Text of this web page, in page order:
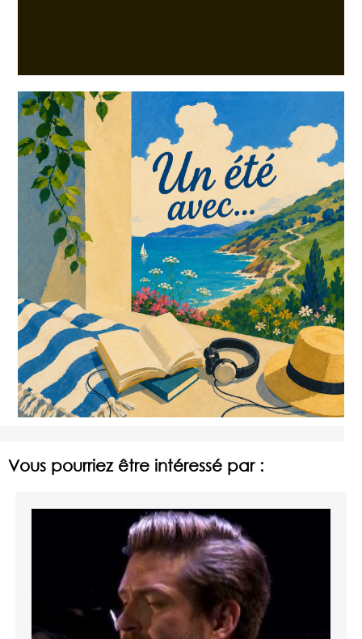
Vous pourriez être intéressé par :